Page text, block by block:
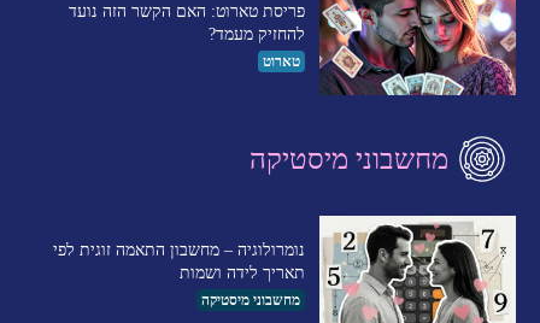
פריסת טארוט: האם הקשר הזה נועד
להחזיק מעמד?
טארוט
מחשבוני מיסטיקה
נומרולוגיה – מחשבון התאמה זוגית לפי
תאריך לידה ושמות
מחשבוני מיסטיקה